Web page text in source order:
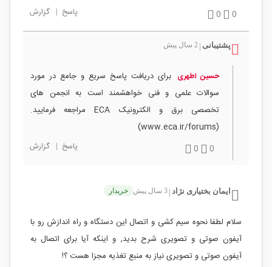
0
0 پاسخ | گزارش
پشتیبانی 2 سال پیش
حسین اطهری برای دریافت پاسخ سریع و جامع در مورد
سوالات علمی و فنی خواهشمند است به انجمن های
تخصصی برق و الکترونیک ECA مراجعه فرمایید.
(www.eca.ir/forums)
0
0 پاسخ | گزارش
ایمان بختیاری نژاد 3 سال پیش خریدار
سلام لطفا نحوه سیم کشی و اتصال این دستگاه و راه اندازش رو با
آیفون صوتی و تصویری شرح بدید, و اینکه آیا برای اتصال به
آیفون صوتی و تصویری نیاز به منبع تغذیه مجزا هست ؟!